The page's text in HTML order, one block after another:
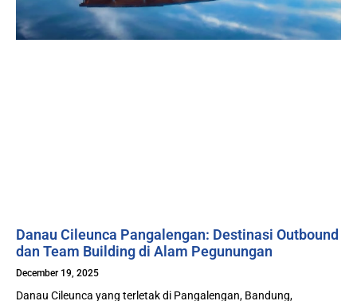
Danau Cileunca Pangalengan: Destinasi Outbound
dan Team Building di Alam Pegunungan
December 19, 2025
Danau Cileunca yang terletak di Pangalengan, Bandung,